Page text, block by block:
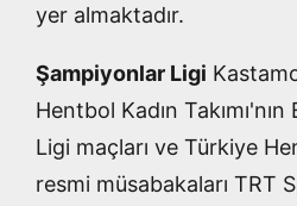
yer almaktadır.
Şampiyonlar Ligi
Hentbol Kadın
Ligi maçları ve Türkiye
resmi müsabakaları TRT